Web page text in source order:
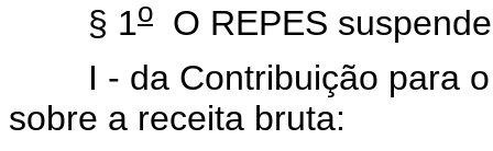
§ 1o O REPES
I - da Contribuição para o
sobre a receita bruta: